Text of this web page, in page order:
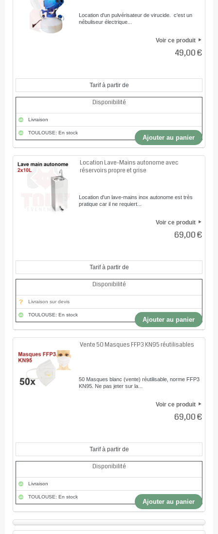
Location d'un pulvérisateur de virucide. c'est un
nébuliseur électrique...
Voir ce produit
49,00 €
Tarif à partir de
Disponibilité
Livraison
TOULOUSE: En stock
Ajouter au panier
Location Lave-Mains autonome avec
réservoirs propre et grise
Location d'un lave-mains inox autonome est très
pratique car il ne requiert...
Voir ce produit
69,00 €
Tarif à partir de
Disponibilité
Livraison sur devis
TOULOUSE: En stock
Ajouter au panier
Vente 50 Masques FFP3 KN95 réutilisables
50 Masques blanc (vente) réutilisable, norme FFP3
KN95. Ne pas jeter sur la...
Voir ce produit
69,00 €
Tarif à partir de
Disponibilité
Livraison
TOULOUSE: En stock
Ajouter au panier